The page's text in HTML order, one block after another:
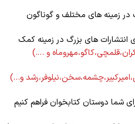
در زمینه های مختلف و گوناگون
انتشارات های بزرگ در زمینه کمک
و ….)
و…)
شما دوستان کتابخوان فراهم کنیم